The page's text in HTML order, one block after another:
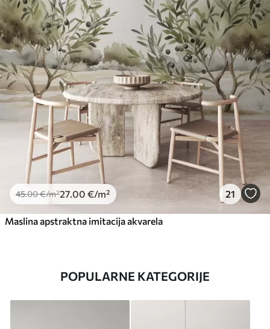
45.00€/m²27 .00 €/m² 21
Maslina apstraktna imitacija akvarela
POPULARNE KATEGORIJE